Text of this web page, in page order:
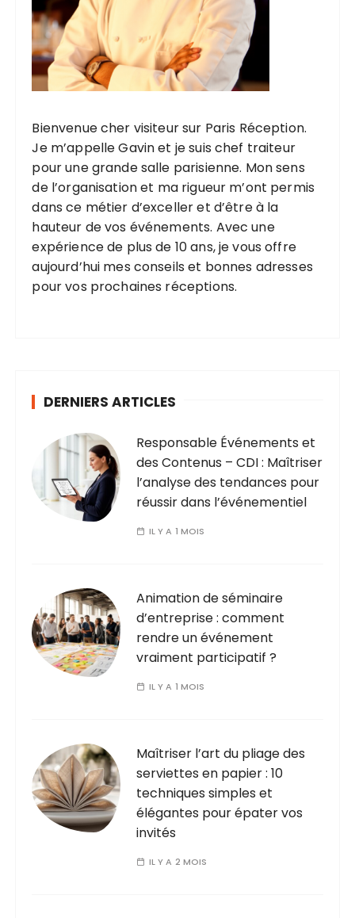
Bienvenue cher visiteur sur Paris Réception.
Je m’appelle Gavin et je suis chef traiteur
pour une grande salle parisienne. Mon sens
de l’organisation et ma rigueur m’ont permis
dans ce métier d’exceller et d’être à la
hauteur de vos événements. Avec une
expérience de plus de 10 ans, je vous offre
aujourd’hui mes conseils et bonnes adresses
pour vos prochaines réceptions.
DERNIERS ARTICLES
Responsable Événements et
des Contenus – CDI : Maîtriser
l’analyse des tendances pour
réussir dans l’événementiel
IL Y A 1 MOIS
Animation de séminaire
d’entreprise : comment
rendre un événement
vraiment participatif ?
IL Y A 1 MOIS
Maîtriser l’art du pliage des
serviettes en papier : 10
techniques simples et
élégantes pour épater vos
invités
IL Y A 2 MOIS